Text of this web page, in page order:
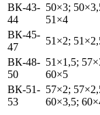
ВК-43-
44
50×3;
51×4
ВК-45-
47
51×2;
ВК-48-
50
51×1,5;
60×5
ВК-51-
53
57×2;
60×3,5;